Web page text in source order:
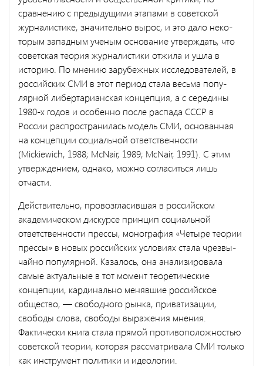
сравнению с предыдущими эта­пами в советской
журналистике, значительно вырос, и это дало неко­
торым западным ученым основание утверждать, что
советская теория журналистики отжила и ушла в
историю. По мнению зарубежных ис­следователей, в
российских СМИ в этот период стала весьма попу­
лярной либертарианская концепция, а с середины
1980-х годов и особенно после распада СССР в
России распространилась модель СМИ, основанная
на концепции социальной ответственности
(Mickiewich, 1988; McNair, 1989; McNair, 1991). С этим
утверждением, однако, можно согласиться лишь
отчасти.
Действительно, провозгласившая в российском
академическом дискурсе принцип социальной
ответственности прессы, монография «Четыре теории
прессы» в новых российских условиях стала чрезвы­
чайно популярной. Казалось, она анализировала
самые актуальные в тот момент теоретические
концепции, кардинально менявшие рос­сийское
общество, — свободного рынка, приватизации,
свободы сло­ва, свободы выражения мнения.
Фактически книга стала прямой противоположностью
советской теории, которая рассматривала СМИ только
как инструмент политики и идеологии.